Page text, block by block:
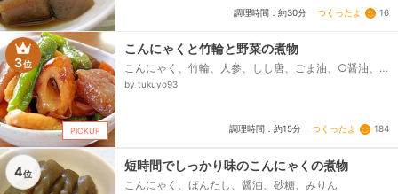
調理時間：約30分 つくったよ 16
3位
PICKUP
こんにゃくと竹輪と野菜の煮物
こんにゃく、竹輪、人参、しし唐、ごま油、○醤油、○
酒、○みりん、○砂糖、○だし汁、(参考*だし汁レシ
by tukuyo93
調理時間：約15分 つくったよ 184
4位
短時間でしっかり味のこんにゃくの煮物
こんにゃく、ほんだし、醤油、砂糖、みりん